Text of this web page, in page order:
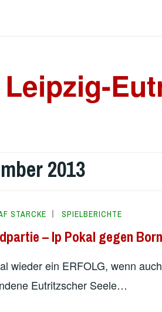
2013
STARCKE SPIELBERICHTE
– Ip Pokal gegen
wieder ein ERFOLG, wenn
Eutritzscher Seele…